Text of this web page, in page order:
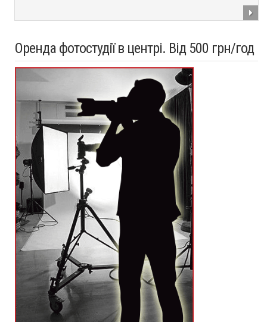
Оренда фотостудії в центрі. Від 500 грн/год